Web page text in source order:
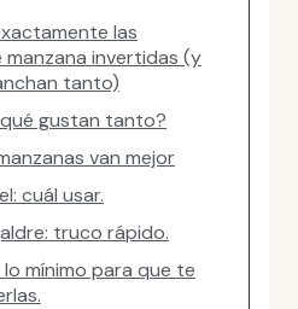
las
invertidas (y
tanto)
gustan tanto?
van mejor
cuál usar.
truco rápido.
lo mínimo para que te